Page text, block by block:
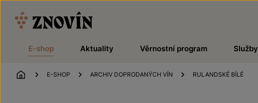
E-shop Aktuality Věrnostní program Služby
ÚVOD
E-SHOP ARCHIV DOPRODANÝCH VÍN RULANDSKÉ BÍLÉ